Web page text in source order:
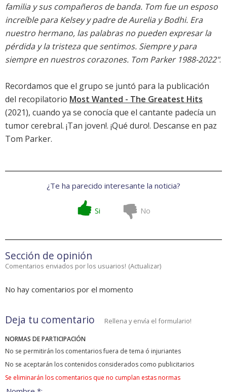
familia y sus compañeros de banda. Tom fue un esposo
increíble para Kelsey y padre de Aurelia y Bodhi. Era
nuestro hermano, las palabras no pueden expresar la
pérdida y la tristeza que sentimos. Siempre y para
siempre en nuestros corazones. Tom Parker 1988-2022".
Recordamos que el grupo se juntó para la publicación
del recopilatorio Most Wanted - The Greatest Hits
(2021), cuando ya se conocía que el cantante padecía un
tumor cerebral. ¡Tan joven!. ¡Qué duro!. Descanse en paz
Tom Parker.
¿Te ha parecido interesante la noticia?
Si No
Sección de opinión
Comentarios enviados por los usuarios! (Actualizar)
No hay comentarios por el momento
Deja tu comentario Rellena y envía el formulario!
NORMAS DE PARTICIPACIÓN
No se permitirán los comentarios fuera de tema ó injuriantes
No se aceptarán los contenidos considerados como publicitarios
Se eliminarán los comentarios que no cumplan estas normas